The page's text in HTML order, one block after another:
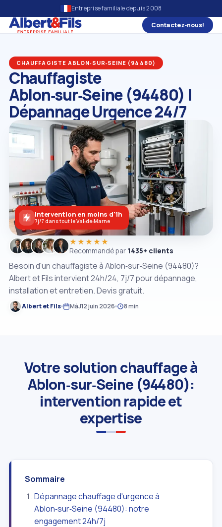
Entreprise familiale depuis 2008
Contactez‑nous!
CHAUFFAGISTE ABLON‑SUR‑SEINE (94480)
Chauffagiste
Ablon‑sur‑Seine (94480) |
Dépannage Urgence 24/7
Besoin d'un chauffagiste à Ablon‑sur‑Seine (94480)?
Albert et Fils intervient 24h/24, 7j/7 pour dépannage,
installation et entretien. Devis gratuit.
Albert et Fils MàJ12 juin 2026 8 min
★★★★★
Recommandé par 1435+ clients
Intervention en moins d'1h
7j/7 dans tout le Val‑de‑Marne
Votre solution chauffage à
Ablon‑sur‑Seine (94480):
intervention rapide et
expertise
Sommaire
Dépannage chauffage d'urgence à
Ablon‑sur‑Seine (94480): notre
engagement 24h/7j